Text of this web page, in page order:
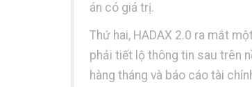
án có giá trị.
Thứ hai, HADAX 2.0 ra mắt
phải tiết lộ thông tin sau trên
hàng tháng và báo cáo tài